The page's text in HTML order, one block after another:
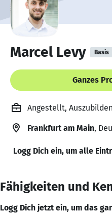
Marcel Levy Basis
Ganzes
Angestellt,
Frankfurt am Main,
Logg Dich ein, um alle
Fähigkeiten und
Logg Dich jetzt ein, um das